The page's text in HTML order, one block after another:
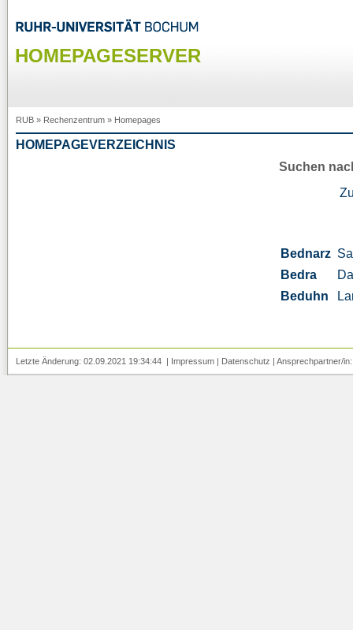
HOMEPAGESERVER
RUB » Rechenzentrum » Homepages
HOMEPAGEVERZEICHNIS
Suchen
Bednarz
Bedra
Beduhn
Letzte Änderung: 02.09.2021 19:34:44 | Impressum | Datenschutz | Ansprechpartner/